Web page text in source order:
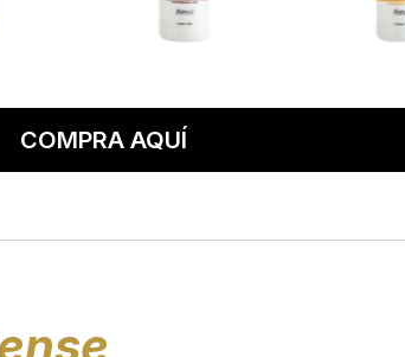
COMPRA AQUÍ